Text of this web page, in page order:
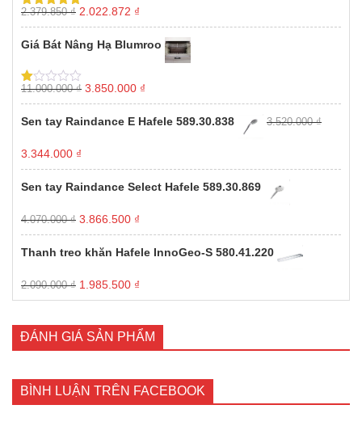
Được xếp
hạng5.005
sao
2.379.850₫ Giá
gốc
2.379.850 ₫.
2.022.872 ₫
hiện
Giá Bát Nâng Hạ Blumroo
Được
xếp
hạng
1.00
sao
11.000.000₫ Giá
gốc
là:
3.850.000 ₫
hiện
tại
Sen tay Raindance E Hafele 589.30.838 3.520.000₫
Giá
gốc
là:
3.520.000 ₫.
3.344.000 ₫
hiện
tại
Sen tay Raindance Select Hafele 589.30.869
4.070.000₫ Giá
gốc
là:
3.866.500 ₫
hiện
tại
Thanh treo khăn Hafele InnoGeo-S 580.41.220
2.090.000₫ Giá
gốc
2.090.000 ₫.
1.985.500 ₫
hiện
là:
1.985.500 ₫.
ĐÁNH GIÁ SẢN PHẨM
BÌNH LUẬN TRÊN FACEBOOK